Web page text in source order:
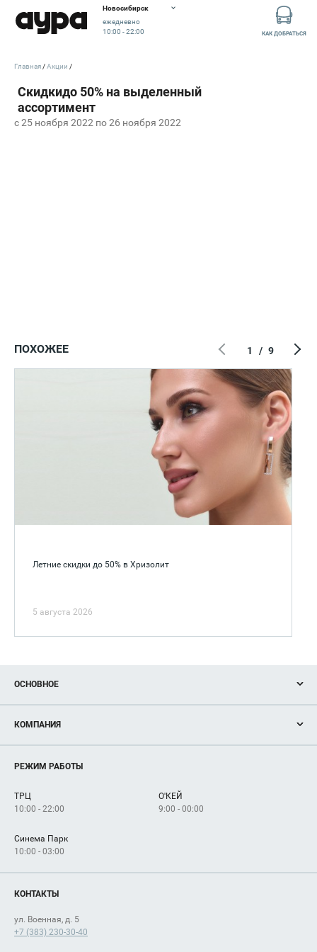
Новосибирск
ежедневно
10:00 - 22:00
КАК ДОБРАТЬСЯ
c 25 ноября 2022 по 26 ноября 2022
Главная Акции
ПОХОЖЕЕ
Летние скидки до 50% в Хризолит
5 августа 2026
1 / 9
ОСНОВНОЕ
Новости
Магазины
Услуги
КОМПАНИЯ
Рекламодателям
Как добраться
РЕЖИМ РАБОТЫ
ТРЦ
10:00 - 22:00
О'КЕЙ
9:00 - 00:00
Синема Парк
10:00 - 03:00
КОНТАКТЫ
ул. Военная, д. 5
+7 (383) 230-30-40